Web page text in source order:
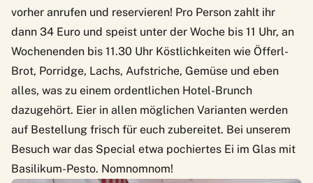
vorher anrufen und reservieren! Pro Person zahlt ihr
dann 34 Euro und speist unter der Woche bis 11 Uhr, an
Wochenenden bis 11.30 Uhr Köstlichkeiten wie Öfferl-
Brot, Porridge, Lachs, Aufstriche, Gemüse und eben
alles, was zu einem ordentlichen Hotel-Brunch
dazugehört. Eier in allen möglichen Varianten werden
auf Bestellung frisch für euch zubereitet. Bei unserem
Besuch war das Special etwa pochiertes Ei im Glas mit
Basilikum-Pesto. Nomnomnom!